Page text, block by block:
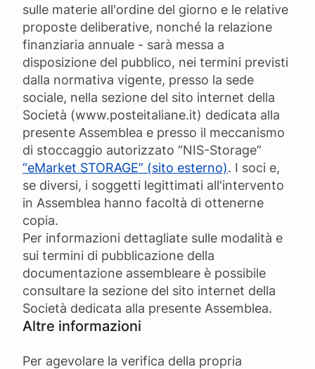
sulle materie all'ordine del giorno e le relative
proposte deliberative, nonché la relazione
finanziaria annuale - sarà messa a
disposizione del pubblico, nei termini previsti
dalla normativa vigente, presso la sede
sociale, nella sezione del sito internet della
Società (www.posteitaliane.it) dedicata alla
presente Assemblea e presso il meccanismo
di stoccaggio autorizzato “NIS-Storage”
“eMarket STORAGE” (sito esterno). I soci e,
se diversi, i soggetti legittimati all'intervento
in Assemblea hanno facoltà di ottenerne
copia.
Per informazioni dettagliate sulle modalità e
sui termini di pubblicazione della
documentazione assembleare è possibile
consultare la sezione del sito internet della
Società dedicata alla presente Assemblea.
Altre informazioni
Per agevolare la verifica della propria